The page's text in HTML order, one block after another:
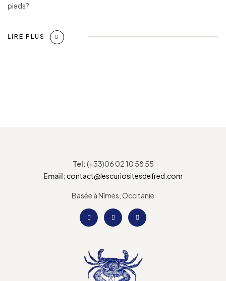
pieds?
LIRE PLUS
Tel:(+33)06 02 10 58 55
Email:contact@lescuriositesdefred.com
Basée à Nîmes, Occitanie